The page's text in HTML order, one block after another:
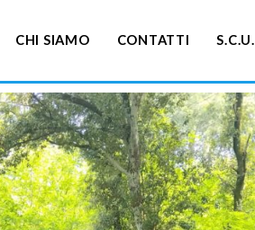
CHI SIAMO CONTATTI S.C.U.